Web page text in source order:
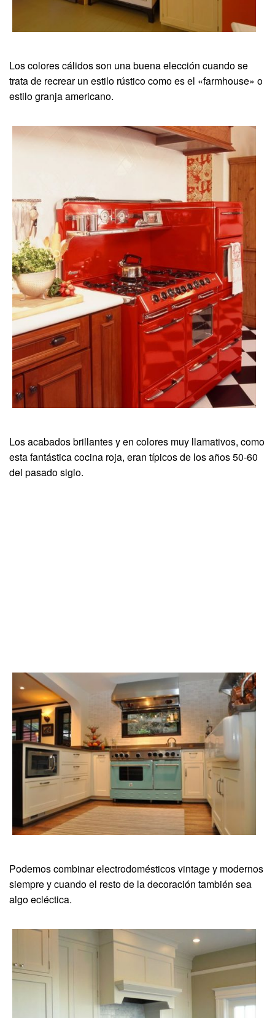
Los colores cálidos son una buena elección cuando se
trata de recrear un estilo rústico como es el «farmhouse» o
estilo granja americano.
Los acabados brillantes y en colores muy llamativos, como
esta fantástica cocina roja, eran típicos de los años 50-60
del pasado siglo.
Podemos combinar electrodomésticos vintage y modernos
siempre y cuando el resto de la decoración también sea
algo ecléctica.